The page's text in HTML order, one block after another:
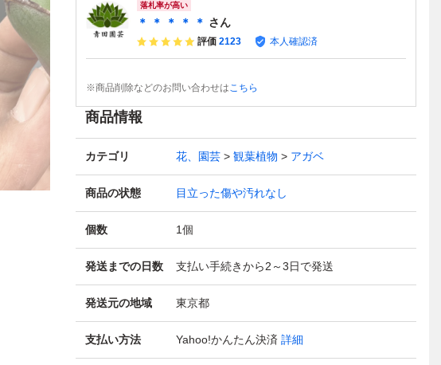
落札率が高い
＊ ＊ ＊ ＊ ＊ さん
評価 2123 本人確認済
※商品削除などのお問い合わせはこちら
商品情報
カテゴリ 花、園芸 観葉植物 アガベ
商品の状態 目立った傷や汚れなし
個数 1個
発送までの日数 支払い手続きから2～3日で発送
発送元の地域 東京都
支払い方法 Yahoo!かんたん決済 詳細